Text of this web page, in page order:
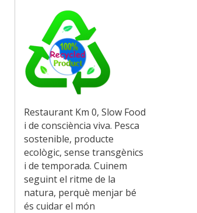
Restaurant Km 0, Slow Food
i de consciència viva. Pesca
sostenible, producte
ecològic, sense transgènics
i de temporada. Cuinem
seguint el ritme de la
natura, perquè menjar bé
és cuidar el món